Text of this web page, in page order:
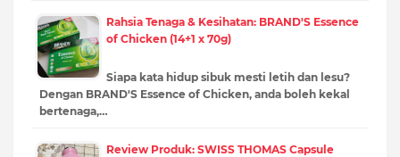
Rahsia Tenaga & Kesihatan: BRAND'S Essence
of Chicken (14+1 x 70g)
Siapa kata hidup sibuk mesti letih dan lesu?
Dengan BRAND'S Essence of Chicken, anda boleh kekal
bertenaga,…
Review Produk: SWISS THOMAS Capsule